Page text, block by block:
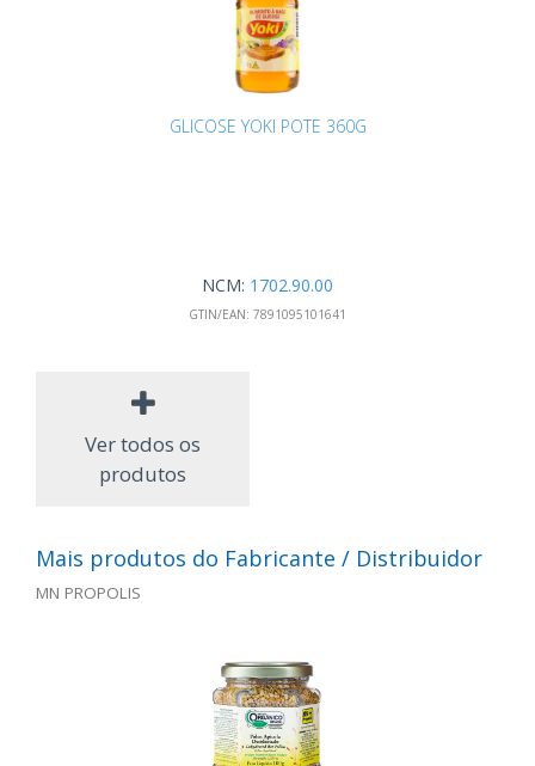
GLICOSE YOKI POTE 360G
NCM: 1702.90.00
GTIN/EAN: 7891095101641
Ver todos os
produtos
Mais produtos do Fabricante / Distribuidor
MN PROPOLIS